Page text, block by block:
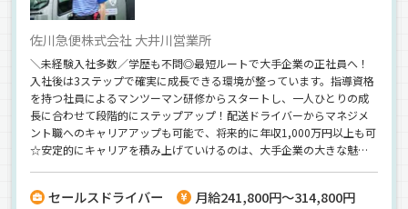
佐川急便株式会社 大井川営業所
＼未経験入社多数／学歴も不問◎最短ルートで大手企業の正社員へ！
入社後は3ステップで確実に成長できる環境が整っています。指導資格
を持つ社員によるマンツーマン研修からスタートし、一人ひとりの成
長に合わせて段階的にステップアップ！配送ドライバーからマネジメ
ント職へのキャリアアップも可能で、将来的に年収1,000万円以上も可
☆安定的にキャリアを積み上げていけるのは、大手企業の大きな魅力
セールスドライバー
月給241,800円～314,800円